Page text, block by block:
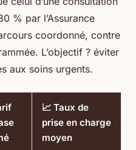
% par l’Assurance
coordonné, contre
L’objectif ? éviter
aux soins urgents.
📈 Taux de
prise en charge
moyen